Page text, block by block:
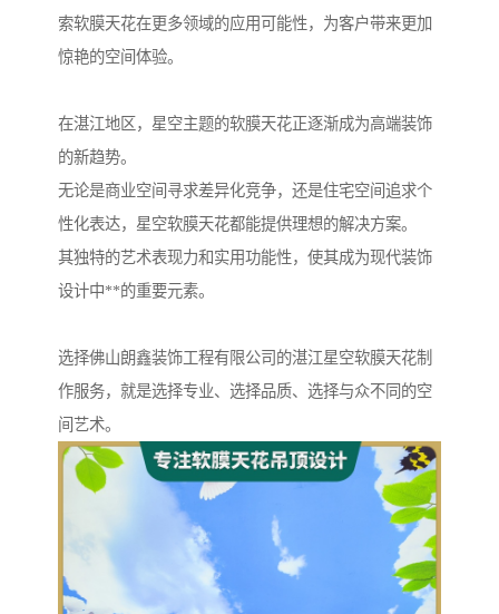
索软膜天花在更多领域的应用可能性，为客户带来更加
惊艳的空间体验。
在湛江地区，星空主题的软膜天花正逐渐成为高端装饰
的新趋势。
无论是商业空间寻求差异化竞争，还是住宅空间追求个
性化表达，星空软膜天花都能提供理想的解决方案。
其独特的艺术表现力和实用功能性，使其成为现代装饰
设计中**的重要元素。
选择佛山朗鑫装饰工程有限公司的湛江星空软膜天花制
作服务，就是选择专业、选择品质、选择与众不同的空
间艺术。